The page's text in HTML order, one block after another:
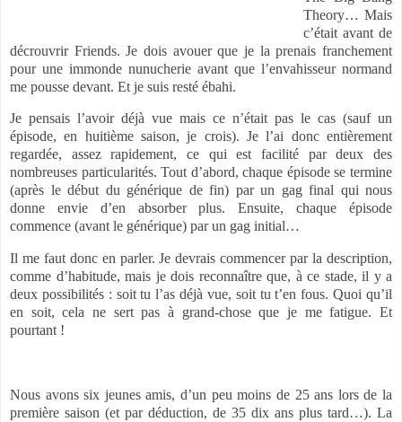
Theory… Mais
c’était avant de
décrouvrir Friends. Je dois avouer que je la prenais franchement
pour une immonde nunucherie avant que l’envahisseur normand
me pousse devant. Et je suis resté ébahi.
Je pensais l’avoir déjà vue mais ce n’était pas le cas (sauf un
épisode, en huitième saison, je crois). Je l’ai donc entièrement
regardée, assez rapidement, ce qui est facilité par deux des
nombreuses particularités. Tout d’abord, chaque épisode se termine
(après le début du générique de fin) par un gag final qui nous
donne envie d’en absorber plus. Ensuite, chaque épisode
commence (avant le générique) par un gag initial…
Il me faut donc en parler. Je devrais commencer par la description,
comme d’habitude, mais je dois reconnaître que, à ce stade, il y a
deux possibilités : soit tu l’as déjà vue, soit tu t’en fous. Quoi qu’il
en soit, cela ne sert pas à grand-chose que je me fatigue. Et
pourtant !
Nous avons six jeunes amis, d’un peu moins de 25 ans lors de la
première saison (et par déduction, de 35 dix ans plus tard…). La